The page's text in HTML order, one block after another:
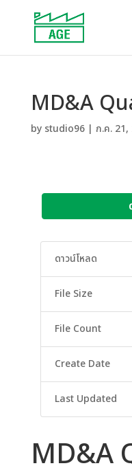
MD&A
by studio96| ก.ค. 21,
ดาวน์โหลด
File Size
File Count
Create Date
Last Updated
MD&A